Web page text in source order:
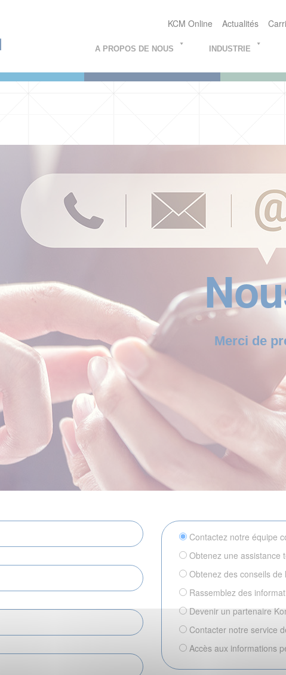
KCM Online Actualités
A PROPOS DE NOUS INDUSTRIE
Merci de
Contactez notre équipe
Obtenez une assistance
Obtenez des conseils
Rassemblez des
Devenir un partenaire
Contacter notre service
Accès aux informations